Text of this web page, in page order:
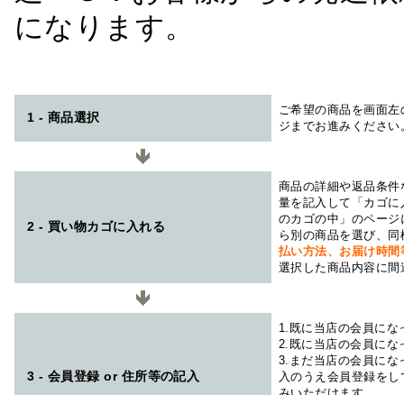
になります。
1 - 商品選択
ご希望の商品を画面
ジまでお進みください
2 - 買い物カゴに入れる
商品の詳細や返品条
量を記入して「カゴ
のカゴの中」のペー
ら別の商品を選び、
払い方法、お届け時
選択した商品内容に
3 - 会員登録 or 住所等の記入
1.既に当店の会員にな
2.既に当店の会員にな
3.まだ当店の会員にな
入のうえ会員登録を